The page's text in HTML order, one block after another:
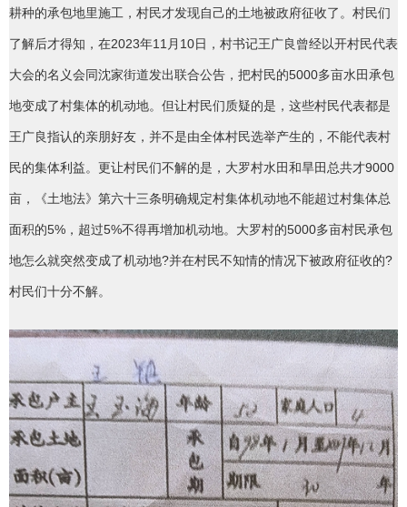
耕种的承包地里施工，村民才发现自己的土地被政府征收了。村民们
了解后才得知，在2023年11月10日，村书记王广良曾经以开村民代表
大会的名义会同沈家街道发出联合公告，把村民的5000多亩水田承包
地变成了村集体的机动地。但让村民们质疑的是，这些村民代表都是
王广良指认的亲朋好友，并不是由全体村民选举产生的，不能代表村
民的集体利益。更让村民们不解的是，大罗村水田和旱田总共才9000
亩，《土地法》第六十三条明确规定村集体机动地不能超过村集体总
面积的5%，超过5%不得再增加机动地。大罗村的5000多亩村民承包
地怎么就突然变成了机动地?并在村民不知情的情况下被政府征收的?
村民们十分不解。